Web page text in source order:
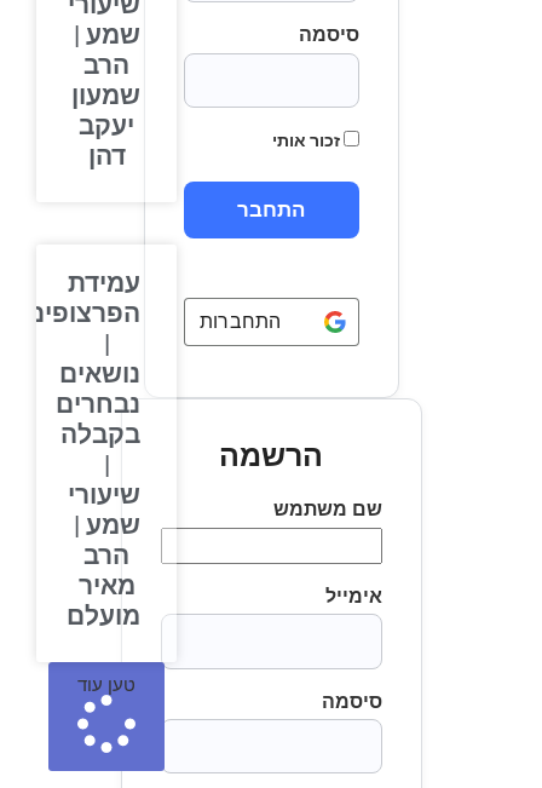
סיסמה
זכור אותי
התחברות באמצעותGoogle
הרשמה
שם משתמש
אימייל
סיסמה
שמע |
הרב
שמעון
יעקב
דהן
עמידת
הפרצופים
נושאים
נבחרים
בקבלה
שיעורי
שמע |
הרב
מאיר
מועלם
טען עוד